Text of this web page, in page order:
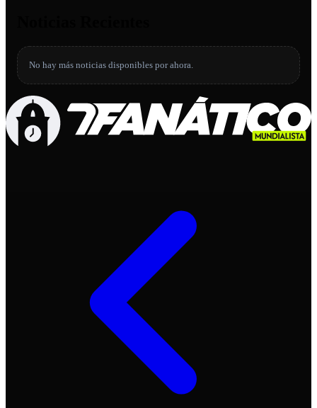
No hay más noticias disponibles por ahora.